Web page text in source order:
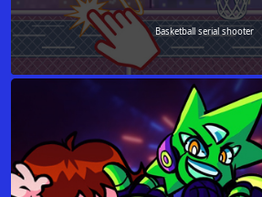
Basketball serial shooter